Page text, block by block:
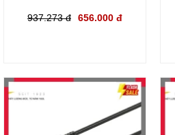
937.273 đ 656.000 đ